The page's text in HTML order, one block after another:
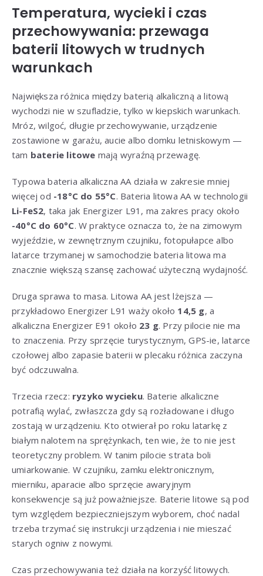
Temperatura, wycieki i czas
przechowywania: przewaga
baterii litowych w trudnych
warunkach
Największa różnica między baterią alkaliczną a litową
wychodzi nie w szufladzie, tylko w kiepskich warunkach.
Mróz, wilgoć, długie przechowywanie, urządzenie
zostawione w garażu, aucie albo domku letniskowym —
tam baterie litowe mają wyraźną przewagę.
Typowa bateria alkaliczna AA działa w zakresie mniej
więcej od -18°C do 55°C. Bateria litowa AA w technologii
Li-FeS2, taka jak Energizer L91, ma zakres pracy około
-40°C do 60°C. W praktyce oznacza to, że na zimowym
wyjeździe, w zewnętrznym czujniku, fotopułapce albo
latarce trzymanej w samochodzie bateria litowa ma
znacznie większą szansę zachować użyteczną wydajność.
Druga sprawa to masa. Litowa AA jest lżejsza —
przykładowo Energizer L91 waży około 14,5 g, a
alkaliczna Energizer E91 około 23 g. Przy pilocie nie ma
to znaczenia. Przy sprzęcie turystycznym, GPS-ie, latarce
czołowej albo zapasie baterii w plecaku różnica zaczyna
być odczuwalna.
Trzecia rzecz: ryzyko wycieku. Baterie alkaliczne
potrafią wylać, zwłaszcza gdy są rozładowane i długo
zostają w urządzeniu. Kto otwierał po roku latarkę z
białym nalotem na sprężynkach, ten wie, że to nie jest
teoretyczny problem. W tanim pilocie strata boli
umiarkowanie. W czujniku, zamku elektronicznym,
mierniku, aparacie albo sprzęcie awaryjnym
konsekwencje są już poważniejsze. Baterie litowe są pod
tym względem bezpieczniejszym wyborem, choć nadal
trzeba trzymać się instrukcji urządzenia i nie mieszać
starych ogniw z nowymi.
Czas przechowywania też działa na korzyść litowych.